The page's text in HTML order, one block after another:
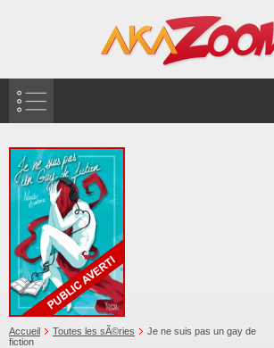
Accueil Toutes les sÃ©ries
Je ne suis pas un gay de
fiction